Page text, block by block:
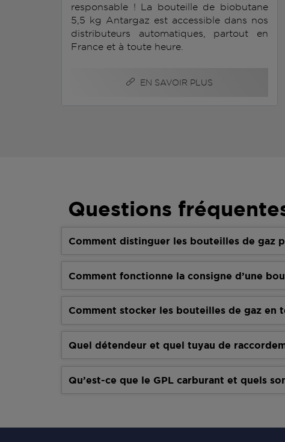
responsable ! La bouteille de biobutane
5,5 kg Antargaz est accessible dans nos
distributeurs automatiques, partout en
France et à toute heure.
EN SAVOIR PLUS
Questions
Comment distinguer les bouteilles de gaz
Comment fonctionne la consigne d’une
Comment stocker les bouteilles de gaz en
Quel détendeur et quel tuyau de
Qu’est-ce que le GPL carburant et quels